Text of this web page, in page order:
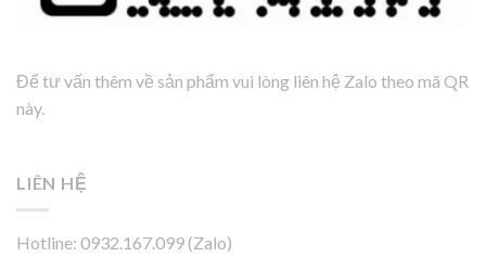
Để tư vấn thêm về sản phẩm vui lòng liên hệ Zalo theo mã QR
này.
LIÊN HỆ
Hotline: 0932.167.099 (Zalo)